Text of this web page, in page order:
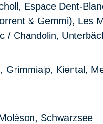
Espace Dent-
& Gemmi), Les
/ Chandolin,
Grimmialp, Kiental,
Schwarzsee